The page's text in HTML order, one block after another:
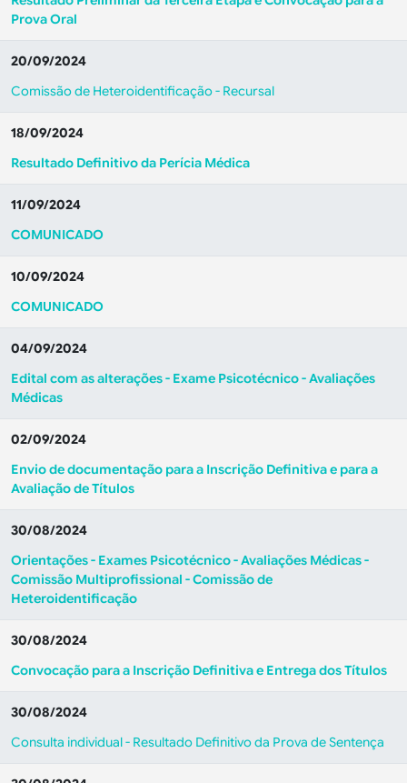
Prova Oral
20/09/2024
Comissão de Heteroidentificação - Recursal
18/09/2024
Resultado Definitivo da Perícia Médica
11/09/2024
COMUNICADO
10/09/2024
COMUNICADO
04/09/2024
Edital com as alterações - Exame Psicotécnico - Avaliações
Médicas
02/09/2024
Envio de documentação para a Inscrição Definitiva e para a
Avaliação de Títulos
30/08/2024
Orientações - Exames Psicotécnico - Avaliações Médicas -
Comissão Multiprofissional - Comissão de
Heteroidentificação
30/08/2024
Convocação para a Inscrição Definitiva e Entrega dos Títulos
30/08/2024
Consulta individual - Resultado Definitivo da Prova de Sentença